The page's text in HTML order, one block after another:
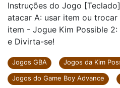
Instruções do Jogo
atacar A: usar item ou
item - Jogue Kim Possible
e Divirta-se!
Jogos GBA Jogos da Kim
Jogos do Game Boy Advance